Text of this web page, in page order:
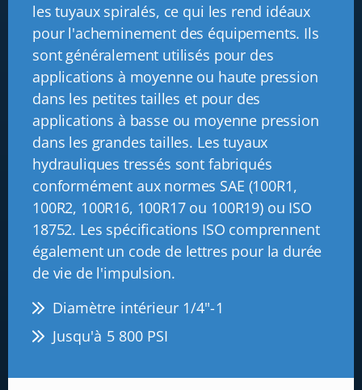
les tuyaux spiralés, ce qui les rend idéaux
pour l'acheminement des équipements. Ils
sont généralement utilisés pour des
applications à moyenne ou haute pression
dans les petites tailles et pour des
applications à basse ou moyenne pression
dans les grandes tailles. Les tuyaux
hydrauliques tressés sont fabriqués
conformément aux normes SAE (100R1,
100R2, 100R16, 100R17 ou 100R19) ou ISO
18752. Les spécifications ISO comprennent
également un code de lettres pour la durée
de vie de l'impulsion.
Diamètre intérieur 1/4"-1
Jusqu'à 5 800 PSI